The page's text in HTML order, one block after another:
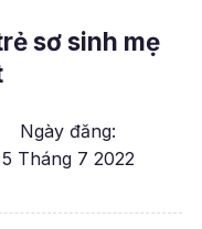
sơ sinh mẹ
Ngày đăng:
5 Tháng 7 2022